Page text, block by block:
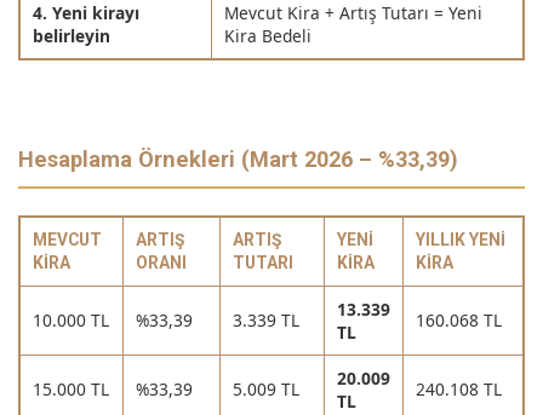
4. Yeni kirayı
belirleyin
Mevcut Kira + Artış Tutarı = Yeni
Kira Bedeli
Hesaplama Örnekleri (Mart 2026 – %33,39)
MEVCUT
KIRA
ARTIŞ
ORANI
ARTIŞ
TUTARI
YENI
KIRA
YILLIK YENI
KIRA
10.000 TL %33,39 3.339 TL
13.339
TL
160.068 TL
15.000 TL %33,39 5.009 TL
20.009
TL
240.108 TL